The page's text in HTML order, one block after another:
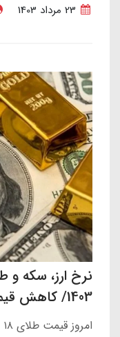
1403/ کاهش قیمت طلا